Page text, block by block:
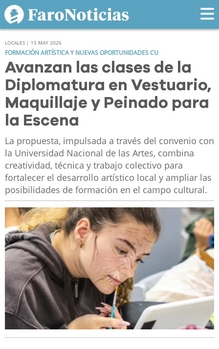
LOCALES | 15 MAY 2026
FORMACIÓN ARTÍSTICA Y NUEVAS OPORTUNIDADES CU
Avanzan las clases de la
Diplomatura en Vestuario,
Maquillaje y Peinado para
la Escena
La propuesta, impulsada a través del convenio con
la Universidad Nacional de las Artes, combina
creatividad, técnica y trabajo colectivo para
fortalecer el desarrollo artístico local y ampliar las
posibilidades de formación en el campo cultural.